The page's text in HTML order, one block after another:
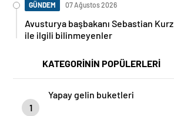
GÜNDEM 07 Ağustos 2026
Avusturya başbakanı Sebastian Kurz
ile ilgili bilinmeyenler
KATEGORİNİN POPÜLERLERİ
1
Yapay gelin buketleri